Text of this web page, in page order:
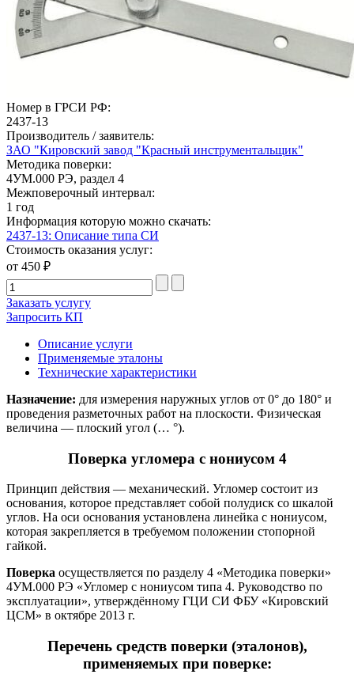
Номер в ГРСИ РФ:
2437-13
Производитель / заявитель:
ЗАО "Кировский завод "Красный инструментальщик"
Методика поверки:
4УМ.000 РЭ, раздел 4
Межповерочный интервал:
1 год
Информация которую можно скачать:
2437-13: Описание типа СИ
Стоимость оказания услуг:
от 450 ₽
Заказать услугу
Запросить КП
Описание услуги
Применяемые эталоны
Технические характеристики
Назначение: для измерения наружных углов от 0° до 180° и
проведения разметочных работ на плоскости. Физическая
величина — плоский угол (… °).
Поверка угломера с нониусом 4
Принцип действия — механический. Угломер состоит из
основания, которое представляет собой полудиск со шкалой
углов. На оси основания установлена линейка с нониусом,
которая закрепляется в требуемом положении стопорной
гайкой.
Поверка осуществляется по разделу 4 «Методика поверки»
4УМ.000 РЭ «Угломер с нониусом типа 4. Руководство по
эксплуатации», утверждённому ГЦИ СИ ФБУ «Кировский
ЦСМ» в октябре 2013 г.
Перечень средств поверки (эталонов),
применяемых при поверке: